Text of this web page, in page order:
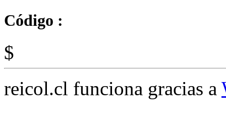
Código :
$
reicol.cl funciona gracias a